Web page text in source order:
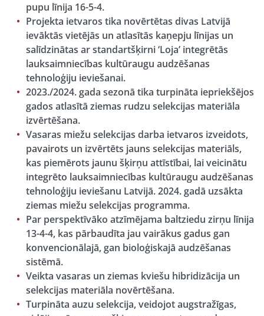
pupu līnija 16-5-4.
Projekta ietvaros tika novērtētas divas Latvijā
ievāktās vietējās un atlasītās kaņepju līnijas un
salīdzinātas ar standartšķirni ‘Loja’ integrētās
lauksaimniecības kultūraugu audzēšanas
tehnoloģiju ieviešanai.
2023./2024. gada sezonā tika turpināta iepriekšējos
gados atlasītā ziemas rudzu selekcijas materiāla
izvērtēšana.
Vasaras miežu selekcijas darba ietvaros izveidots,
pavairots un izvērtēts jauns selekcijas materiāls,
kas piemērots jaunu šķirņu attīstībai, lai veicinātu
integrēto lauksaimniecības kultūraugu audzēšanas
tehnoloģiju ieviešanu Latvijā. 2024. gadā uzsākta
ziemas miežu selekcijas programma.
Par perspektīvāko atzīmējama baltziedu zirņu līnija
13-4-4, kas pārbaudīta jau vairākus gadus gan
konvencionālajā, gan bioloģiskajā audzēšanas
sistēmā.
Veikta vasaras un ziemas kviešu hibridizācija un
selekcijas materiāla novērtēšana.
Turpināta auzu selekcija, veidojot augstražīgas,